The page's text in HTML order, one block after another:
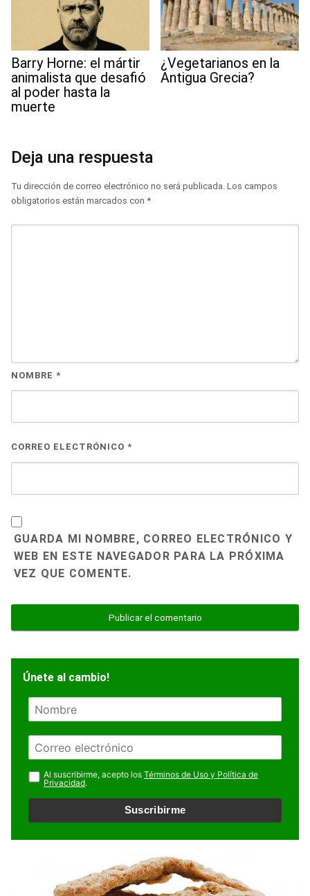
Barry Horne: el mártir
animalista que desafió
al poder hasta la
muerte
¿Vegetarianos en la
Antigua Grecia?
Deja una respuesta
Tu dirección de correo electrónico no será publicada. Los campos
obligatorios están marcados con *
NOMBRE *
CORREO ELECTRÓNICO *
GUARDA MI NOMBRE, CORREO ELECTRÓNICO Y
WEB EN ESTE NAVEGADOR PARA LA PRÓXIMA
VEZ QUE COMENTE.
Únete al cambio!
N
m
r
e
E
m
a
i
l
Al suscribirme, acepto los Términos de Uso y Política de
Privacidad.
Suscribirme